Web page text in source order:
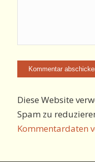
Diese Website
Spam zu
Kommentardaten